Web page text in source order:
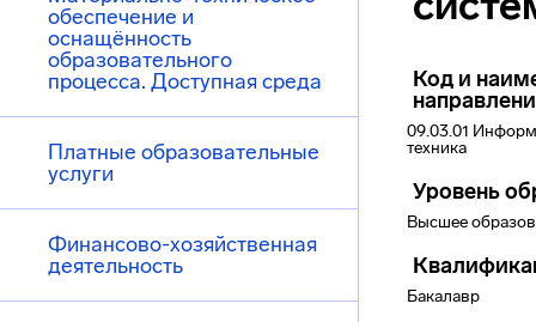
обеспечение и
оснащённость
образовательного
процесса. Доступная среда
Платные образовательные
услуги
Финансово-хозяйственная
деятельность
Код и
09.03.01
техника
Уровень
Высшее
Бакалавр